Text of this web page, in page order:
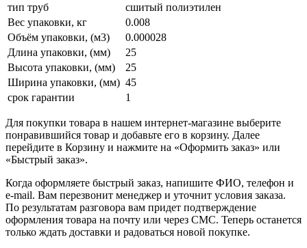
тип труб
сшитый полиэтилен
Вес упаковки, кг
0.008
Объём упаковки, (м3)
0.000028
Длина упаковки, (мм)
25
Высота упаковки, (мм)
25
Ширина упаковки, (мм) 45
срок гарантии
1
Для покупки товара в нашем интернет-магазине выберите
понравившийся товар и добавьте его в корзину. Далее
перейдите в Корзину и нажмите на «Оформить заказ» или
«Быстрый заказ».
Когда оформляете быстрый заказ, напишите ФИО, телефон и
e-mail. Вам перезвонит менеджер и уточнит условия заказа.
По результатам разговора вам придет подтверждение
оформления товара на почту или через СМС. Теперь останется
только ждать доставки и радоваться новой покупке.